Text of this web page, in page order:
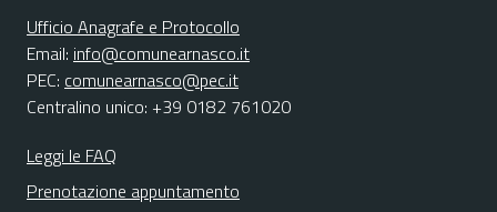
Ufficio Anagrafe e Protocollo
Email: info@comunearnasco.it
PEC: comunearnasco@pec.it
Centralino unico: +39 0182 761020
Leggi le FAQ
Prenotazione appuntamento